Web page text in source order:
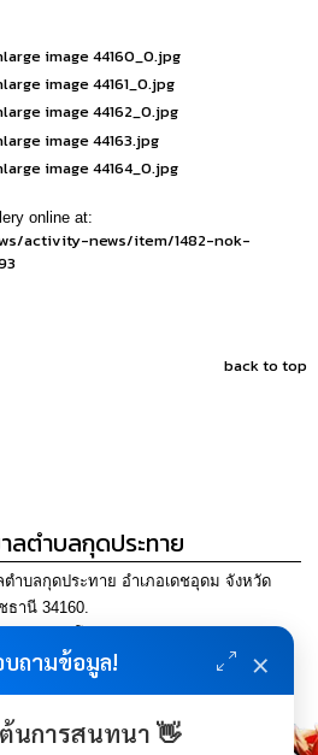
online at:
activity-news/item/1482-nok-
back to top
ถามข้อมูล! ×
นการสนทนา 👋
ลตำบลกุดประทาย
ตำบลกุดประทาย อำเภอเดชอุดม จังหวัด
ธานี 34160.
พึ่งพาตนเอง พอเพียง เป็นสุข